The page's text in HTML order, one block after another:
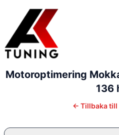
Motoroptimering
136
← Tillbaka till